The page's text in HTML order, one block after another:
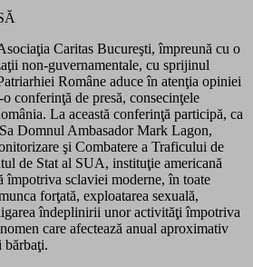
Caritas Bucureşti, împreună cu o
non-guvernamentale, cu sprijinul
Române aduce în atenţia opiniei
conferinţă de presă, consecinţele
La această conferinţă participă, ca
Domnul Ambasador Mark Lagon,
şi Combatere a Traficului de
de Stat al SUA, instituţie americană
împotriva sclaviei moderne, în toate
forţată, exploatarea sexuală,
îndeplinirii unor activităţi împotriva
care afectează anual aproximativ
bărbaţi.